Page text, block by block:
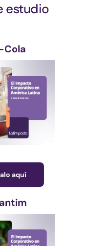
estudio
Cola
aquí